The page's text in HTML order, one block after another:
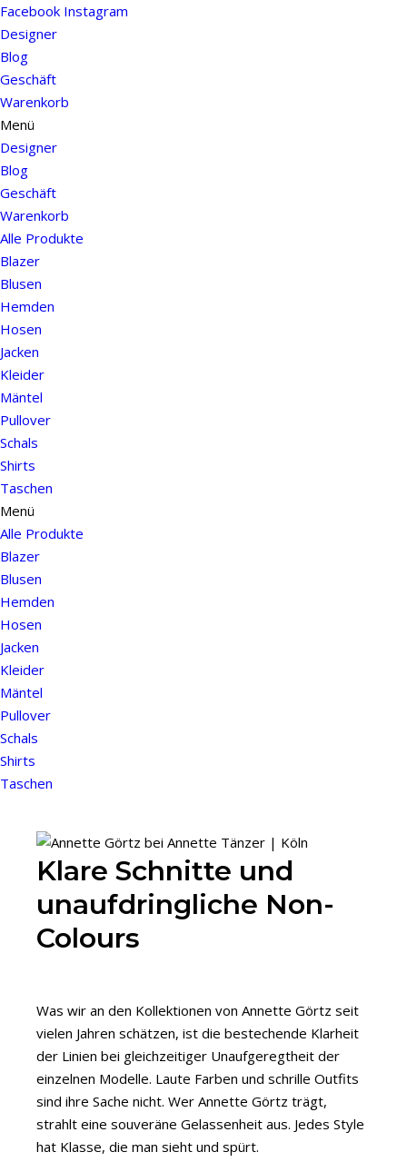
Facebook Instagram
Designer
Blog
Geschäft
Warenkorb
Menü
Designer
Blog
Geschäft
Warenkorb
Alle Produkte
Blazer
Blusen
Hemden
Hosen
Jacken
Kleider
Mäntel
Pullover
Schals
Shirts
Taschen
Menü
Alle Produkte
Blazer
Blusen
Hemden
Hosen
Jacken
Kleider
Mäntel
Pullover
Schals
Shirts
Taschen
Klare Schnitte und
unaufdringliche Non-
Colours
Was wir an den Kollektionen von Annette Görtz seit
vielen Jahren schätzen, ist die bestechende Klarheit
der Linien bei gleichzeitiger Unaufgeregtheit der
einzelnen Modelle. Laute Farben und schrille Outfits
sind ihre Sache nicht. Wer Annette Görtz trägt,
strahlt eine souveräne Gelassenheit aus. Jedes Style
hat Klasse, die man sieht und spürt.